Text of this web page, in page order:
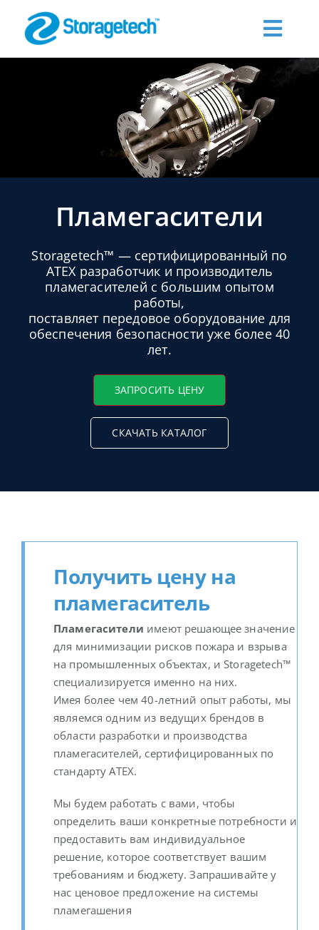
content
Products
Промышленность
Publications
Запросить цену
Контакты
Пламегасители
Storagetech™ — сертифицированный по
ATEX разработчик и производитель
пламегасителей с большим опытом
работы,
поставляет передовое оборудование для
обеспечения безопасности уже более 40
лет.
ЗАПРОСИТЬ ЦЕНУ
СКАЧАТЬ КАТАЛОГ
Получить цену на
пламегаситель
Пламегасители имеют решающее значение
для минимизации рисков пожара и взрыва
на промышленных объектах, и Storagetech™
специализируется именно на них.
Имея более чем 40-летний опыт работы, мы
являемся одним из ведущих брендов в
области разработки и производства
пламегасителей, сертифицированных по
стандарту ATEX.
Мы будем работать с вами, чтобы
определить ваши конкретные потребности и
предоставить вам индивидуальное
решение, которое соответствует вашим
требованиям и бюджету. Запрашивайте у
нас ценовое предложение на системы
пламегашения